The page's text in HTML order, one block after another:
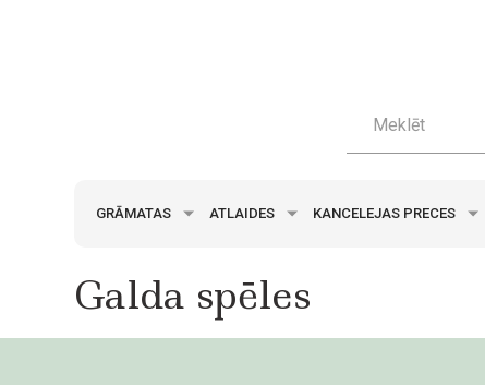
GRĀMATAS ATLAIDES KANCELEJAS PRECES
Galda spēles